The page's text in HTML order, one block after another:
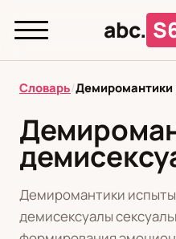
abc.
abc.
T А Б В Г
Ф
Ц Ш Э
Словарь/Демиромантики
Демиромантики
демисексуалы